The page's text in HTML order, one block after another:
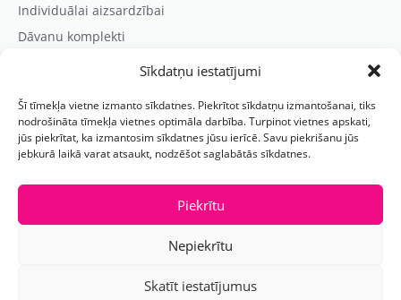
Sīkdatņu iestatījumi
Šī tīmekļa vietne izmanto sīkdatnes. Piekrītot sīkdatņu izmantošanai, tiks
nodrošināta tīmekļa vietnes optimāla darbība. Turpinot vietnes apskati,
jūs piekrītat, ka izmantosim sīkdatnes jūsu ierīcē. Savu piekrišanu jūs
jebkurā laikā varat atsaukt, nodzēšot saglabātās sīkdatnes.
Piekrītu
Nepiekrītu
Skatīt iestatījumus
Individuālai aizsardzībai
Dāvanu komplekti
Kontaktinformācija
Prezentreklāmas aģentūra “PARIS”
Reģ.nr.: 40103625328